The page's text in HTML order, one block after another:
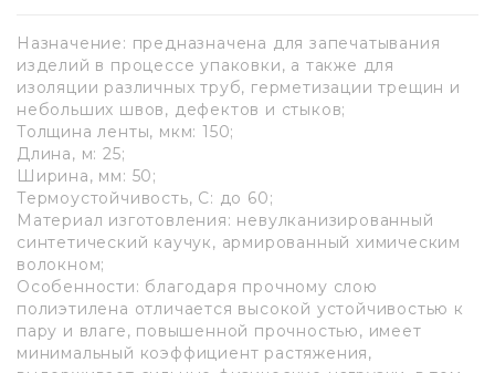
Назначение: предназначена для запечатывания
изделий в процессе упаковки, а также для
изоляции различных труб, герметизации трещин и
небольших швов, дефектов и стыков;
Толщина ленты, мкм: 150;
Длина, м: 25;
Ширина, мм: 50;
Термоустойчивость, С: до 60;
Материал изготовления: невулканизированный
cинтетический каучук, армированный химическим
волокном;
Особенности: благодаря прочному слою
полиэтилена отличается высокой устойчивостью к
пару и влаге, повышенной прочностью, имеет
минимальный коэффициент растяжения,